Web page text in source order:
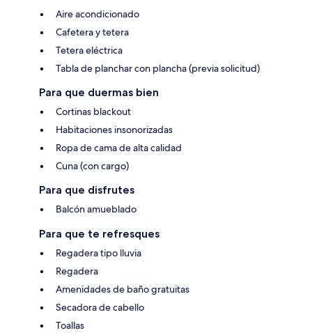
Aire acondicionado
Cafetera y tetera
Tetera eléctrica
Tabla de planchar con plancha (previa solicitud)
Para que duermas bien
Cortinas blackout
Habitaciones insonorizadas
Ropa de cama de alta calidad
Cuna (con cargo)
Para que disfrutes
Balcón amueblado
Para que te refresques
Regadera tipo lluvia
Regadera
Amenidades de baño gratuitas
Secadora de cabello
Toallas